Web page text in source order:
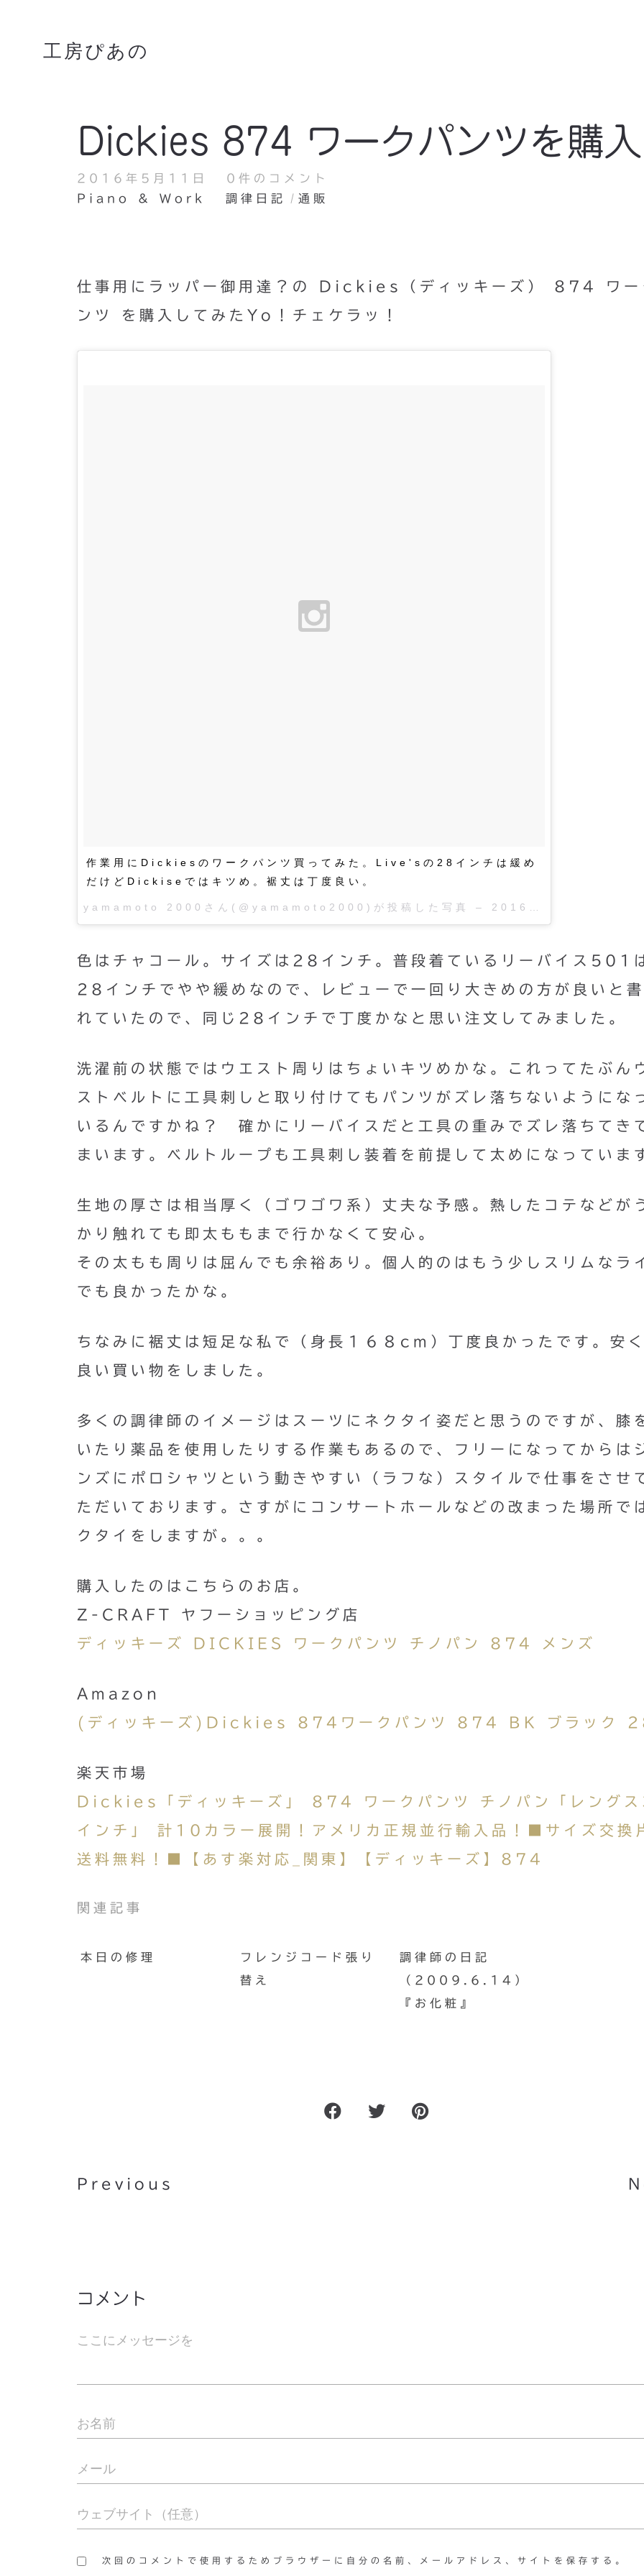
工房ぴあの
Dickies 874 ワークパンツを購入
2016年5月11日
0件のコメント
Piano & Work
調律日記 通販
仕事用にラッパー御用達？の Dickies（ディッキーズ） 874 ワー
ンツ を購入してみたYo！チェケラッ！
作業用にDickiesのワークパンツ買ってみた。Live'sの28インチは緩め
だけどDickiseではキツめ。裾丈は丁度良い。
yamamoto 2000さん(@yamamoto2000)が投稿した写真 – 2016 5月 7 2:13午前 PDT
色はチャコール。サイズは28インチ。普段着ているリーバイス501
28インチでやや緩めなので、レビューで一回り大きめの方が良いと書
れていたので、同じ28インチで丁度かなと思い注文してみました。
洗濯前の状態ではウエスト周りはちょいキツめかな。これってたぶん
ストベルトに工具刺しと取り付けてもパンツがズレ落ちないようにな
いるんですかね？ 確かにリーバイスだと工具の重みでズレ落ちてき
まいます。ベルトループも工具刺し装着を前提して太めになっていま
生地の厚さは相当厚く（ゴワゴワ系）丈夫な予感。熱したコテなどが
かり触れても即太ももまで行かなくて安心。
その太もも周りは屈んでも余裕あり。個人的のはもう少しスリムなラ
でも良かったかな。
ちなみに裾丈は短足な私で（身長１６８cm）丁度良かったです。安く
良い買い物をしました。
多くの調律師のイメージはスーツにネクタイ姿だと思うのですが、膝
いたり薬品を使用したりする作業もあるので、フリーになってからは
ンズにポロシャツという動きやすい（ラフな）スタイルで仕事をさせ
ただいております。さすがにコンサートホールなどの改まった場所で
クタイをしますが。。。
購入したのはこちらのお店。
Z-CRAFT ヤフーショッピング店
ディッキーズ DICKIES ワークパンツ チノパン 874 メンズ
Amazon
(ディッキーズ)Dickies 874ワークパンツ 874 BK ブラック
楽天市場
Dickies「ディッキーズ」 874 ワークパンツ チノパン「レング
インチ」 計10カラー展開！アメリカ正規並行輸入品！■サイズ交換
送料無料！■【あす楽対応_関東】【ディッキーズ】874
関連記事
本日の修理
フレンジコード張り
替え
調律師の日記
（2009.6.14）
『お化粧』
Previous
未来からやってきた電子ピアノ
コメント
次回のコメントで使用するためブラウザーに自分の名前、メールアドレス、サイトを保存する。